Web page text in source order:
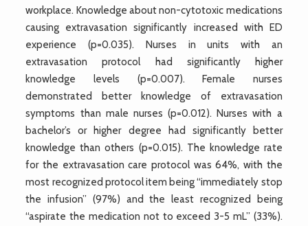
workplace. Knowledge about non-cytotoxic medications
causing extravasation significantly increased with ED
experience (p=0.035). Nurses in units with an
extravasation protocol had significantly higher
knowledge levels (p=0.007). Female nurses
demonstrated better knowledge of extravasation
symptoms than male nurses (p=0.012). Nurses with a
bachelor’s or higher degree had significantly better
knowledge than others (p=0.015). The knowledge rate
for the extravasation care protocol was 64%, with the
most recognized protocol item being “immediately stop
the infusion” (97%) and the least recognized being
“aspirate the medication not to exceed 3-5 mL” (33%).